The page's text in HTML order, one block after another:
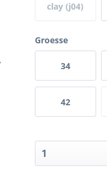
clay (j04)
Groesse
34
42